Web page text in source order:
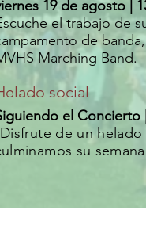
19 de agosto |
el trabajo de
de
Marching Band.
social
el Concierto
de un
su